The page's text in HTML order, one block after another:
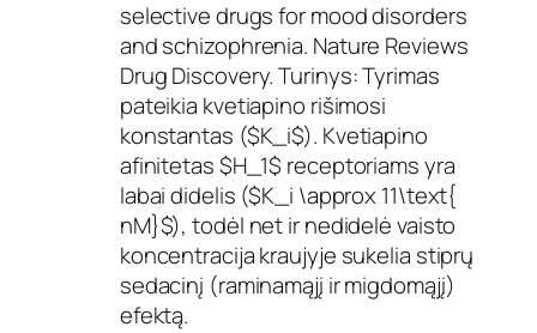
selective drugs for mood disorders
and schizophrenia. Nature Reviews
Drug Discovery. Turinys: Tyrimas
pateikia kvetiapino rišimosi
konstantas ($K_i$). Kvetiapino
afinitetas $H_1$ receptoriams yra
labai didelis ($K_i \approx 11\text{
nM}$), todėl net ir nedidelė vaisto
koncentracija kraujyje sukelia stiprų
sedacinį (raminamąjį ir migdomąjį)
efektą.